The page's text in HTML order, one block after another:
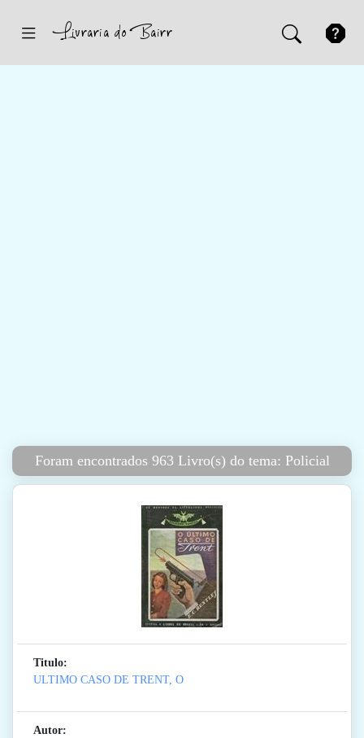
Foram encontrados 963 Livro(s) do tema: Policial
Titulo:
ULTIMO CASO DE TRENT, O
Autor: